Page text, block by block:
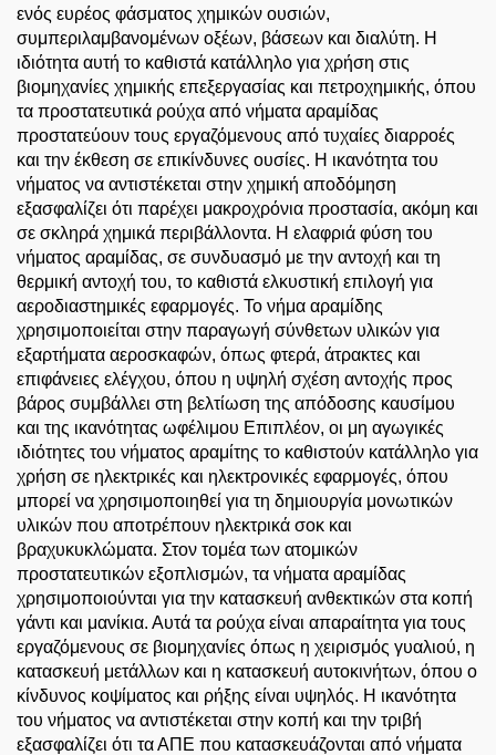
ενός ευρέος φάσματος χημικών ουσιών,
συμπεριλαμβανομένων οξέων, βάσεων και διαλύτη. Η
ιδιότητα αυτή το καθιστά κατάλληλο για χρήση στις
βιομηχανίες χημικής επεξεργασίας και πετροχημικής, όπου
τα προστατευτικά ρούχα από νήματα αραμίδας
προστατεύουν τους εργαζόμενους από τυχαίες διαρροές
και την έκθεση σε επικίνδυνες ουσίες. Η ικανότητα του
νήματος να αντιστέκεται στην χημική αποδόμηση
εξασφαλίζει ότι παρέχει μακροχρόνια προστασία, ακόμη και
σε σκληρά χημικά περιβάλλοντα. Η ελαφριά φύση του
νήματος αραμίδας, σε συνδυασμό με την αντοχή και τη
θερμική αντοχή του, το καθιστά ελκυστική επιλογή για
αεροδιαστημικές εφαρμογές. Το νήμα αραμίδης
χρησιμοποιείται στην παραγωγή σύνθετων υλικών για
εξαρτήματα αεροσκαφών, όπως φτερά, άτρακτες και
επιφάνειες ελέγχου, όπου η υψηλή σχέση αντοχής προς
βάρος συμβάλλει στη βελτίωση της απόδοσης καυσίμου
και της ικανότητας ωφέλιμου Επιπλέον, οι μη αγωγικές
ιδιότητες του νήματος αραμίτης το καθιστούν κατάλληλο για
χρήση σε ηλεκτρικές και ηλεκτρονικές εφαρμογές, όπου
μπορεί να χρησιμοποιηθεί για τη δημιουργία μονωτικών
υλικών που αποτρέπουν ηλεκτρικά σοκ και
βραχυκυκλώματα. Στον τομέα των ατομικών
προστατευτικών εξοπλισμών, τα νήματα αραμίδας
χρησιμοποιούνται για την κατασκευή ανθεκτικών στα κοπή
γάντι και μανίκια. Αυτά τα ρούχα είναι απαραίτητα για τους
εργαζόμενους σε βιομηχανίες όπως η χειρισμός γυαλιού, η
κατασκευή μετάλλων και η κατασκευή αυτοκινήτων, όπου ο
κίνδυνος κοψίματος και ρήξης είναι υψηλός. Η ικανότητα
του νήματος να αντιστέκεται στην κοπή και την τριβή
εξασφαλίζει ότι τα ΑΠΕ που κατασκευάζονται από νήματα